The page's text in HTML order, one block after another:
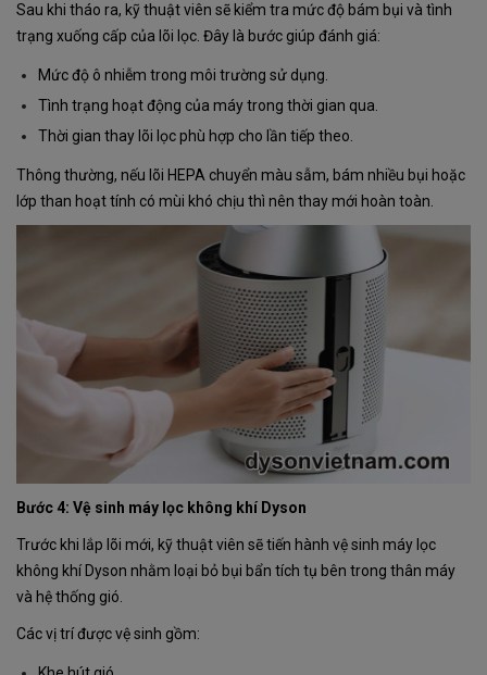
Sau khi tháo ra, kỹ thuật viên sẽ kiểm tra mức độ bám bụi và tình
trạng xuống cấp của lõi lọc. Đây là bước giúp đánh giá:
Mức độ ô nhiễm trong môi trường sử dụng.
Tình trạng hoạt động của máy trong thời gian qua.
Thời gian thay lõi lọc phù hợp cho lần tiếp theo.
Thông thường, nếu lõi HEPA chuyển màu sẫm, bám nhiều bụi hoặc
lớp than hoạt tính có mùi khó chịu thì nên thay mới hoàn toàn.
Bước 4: Vệ sinh máy lọc không khí Dyson
Trước khi lắp lõi mới, kỹ thuật viên sẽ tiến hành vệ sinh máy lọc
không khí Dyson nhằm loại bỏ bụi bẩn tích tụ bên trong thân máy
và hệ thống gió.
Các vị trí được vệ sinh gồm: